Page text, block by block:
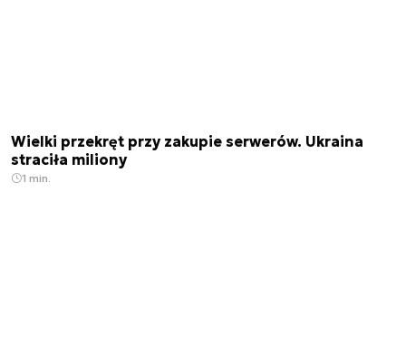
Wielki przekręt przy zakupie serwerów. Ukraina
straciła miliony
1 min.